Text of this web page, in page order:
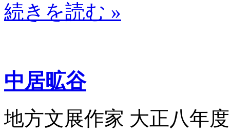
続きを読む »
中居昿谷
地方文展作家 大正八年